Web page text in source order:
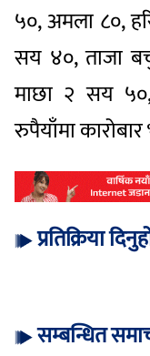
५०, अमला ८०,
सय ४०, ताजा
माछा २ सय
रुपैयाँमा
प्रतिक्रिया
सम्बन्धित